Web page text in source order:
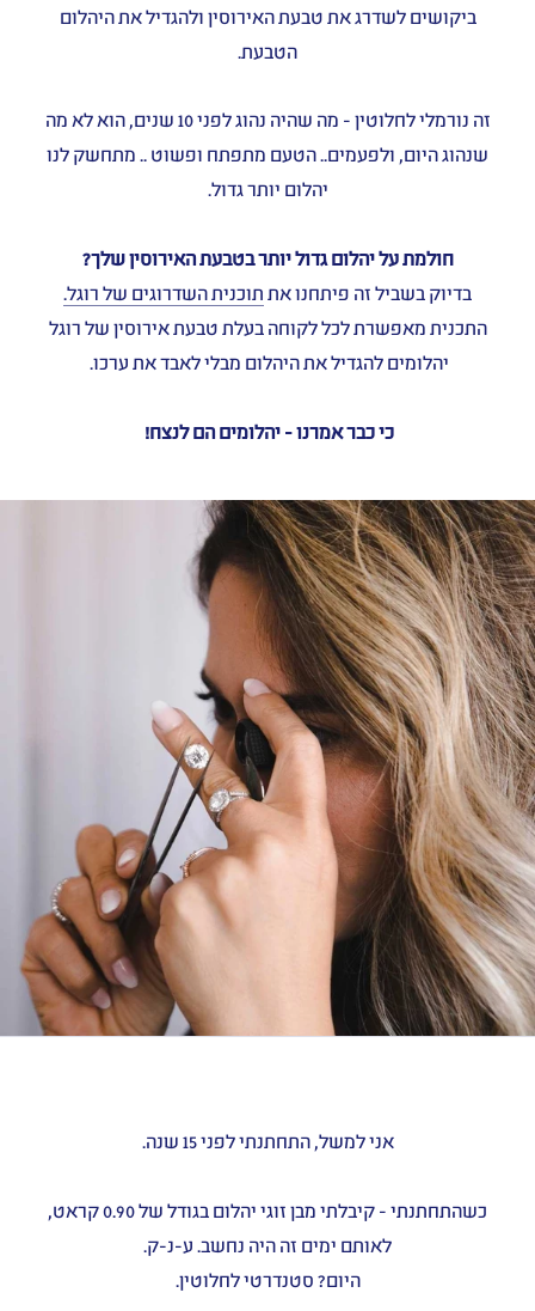
ביקושים לשדרג את טבעת האירוסין ולהגדיל את היהלום
הטבעת.
זה נורמלי לחלוטין - מה שהיה נהוג לפני 10 שנים, הוא לא מה
שנהוג היום, ולפעמים.. הטעם מתפתח ופשוט .. מתחשק לנו
יהלום יותר גדול.
חולמת על יהלום גדול יותר בטבעת האירוסין שלך?
בדיוק בשביל זה פיתחנו את תוכנית השדרוגים של רוגל.
התכנית מאפשרת לכל לקוחה בעלת טבעת אירוסין של רוגל
יהלומים להגדיל את היהלום מבלי לאבד את ערכו.
כי כבר אמרנו - יהלומים הם לנצח!
אני למשל, התחתנתי לפני 15 שנה.
כשהתחתנתי - קיבלתי מבן זוגי יהלום בגודל של 0.90 קראט,
לאותם ימים זה היה נחשב. ע-נ-ק.
היום? סטנדרטי לחלוטין.